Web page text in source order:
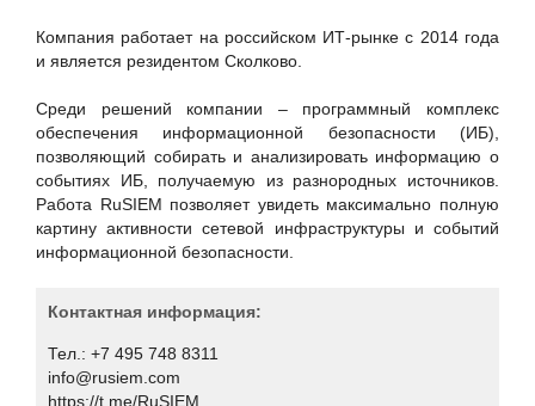
RSpectr
SETERE Ltd. / ООО "ТБИ"
Skybox Security
Softline
SoftMall
Staffcop
TrueConf
UserGate
Компания работает на российском ИТ-рынке с 2014 года
и является резидентом Сколково.
Среди решений компании – программный комплекс
обеспечения информационной безопасности (ИБ),
позволяющий собирать и анализировать информацию о
событиях ИБ, получаемую из разнородных источников.
Работа RuSIEM позволяет увидеть максимально полную
картину активности сетевой инфраструктуры и событий
информационной безопасности.
Контактная информация:
Тел.: +7 495 748 8311
info@rusiem.com
https://t.me/RuSIEM